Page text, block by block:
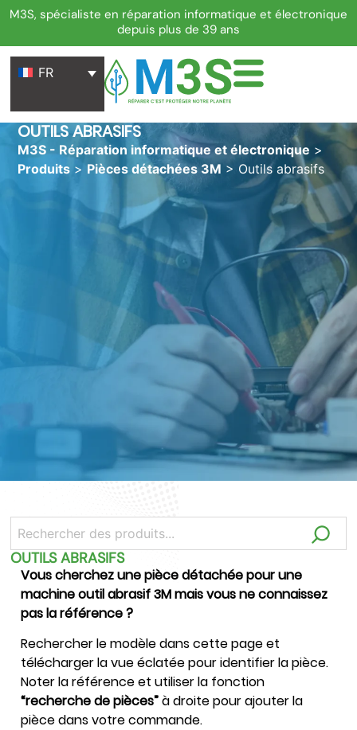
M3S, spécialiste en réparation informatique et électronique
depuis plus de 39 ans
FR
OUTILS ABRASIFS
M3S - Réparation informatique et électronique >
Produits > Pièces détachées 3M > Outils abrasifs
OUTILS ABRASIFS
Vous cherchez une pièce détachée pour une
machine outil abrasif 3M mais vous ne connaissez
pas la référence ?
Rechercher le modèle dans cette page et
télécharger la vue éclatée pour identifier la pièce.
Noter la référence et utiliser la fonction
“recherche de pièces”à droite pour ajouter la
pièce dans votre commande.